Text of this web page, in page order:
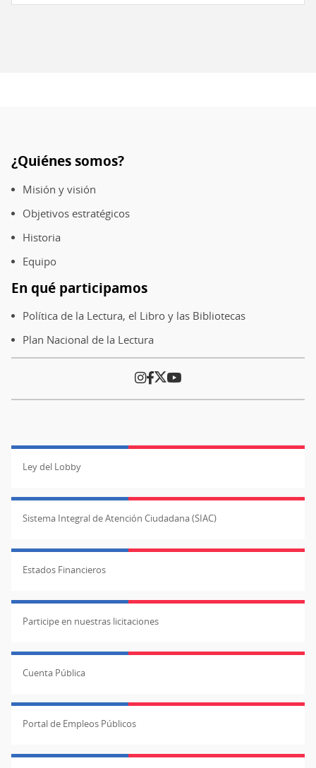
Pie
de
página
¿Quiénes somos?
Misión y visión
Objetivos estratégicos
Historia
Equipo
En qué participamos
Política de la Lectura, el Libro y las Bibliotecas
Plan Nacional de la Lectura
Ley del Lobby
Sistema Integral de Atención Ciudadana (SIAC)
Estados Financieros
Participe en nuestras licitaciones
Cuenta Pública
Portal de Empleos Públicos